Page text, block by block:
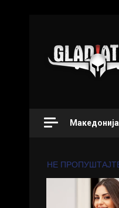
Македонија